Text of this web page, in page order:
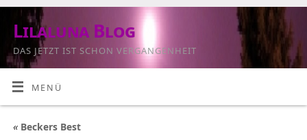
Lilaluna Blog
DAS JETZT IST SCHON VERGANGENHEIT
MENÜ
«Beckers Best